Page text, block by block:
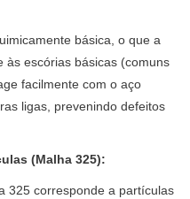
básica, o que a
às escórias básicas (comuns
facilmente com o aço
ligas, prevenindo defeitos
(Malha 325):
325 corresponde a partículas